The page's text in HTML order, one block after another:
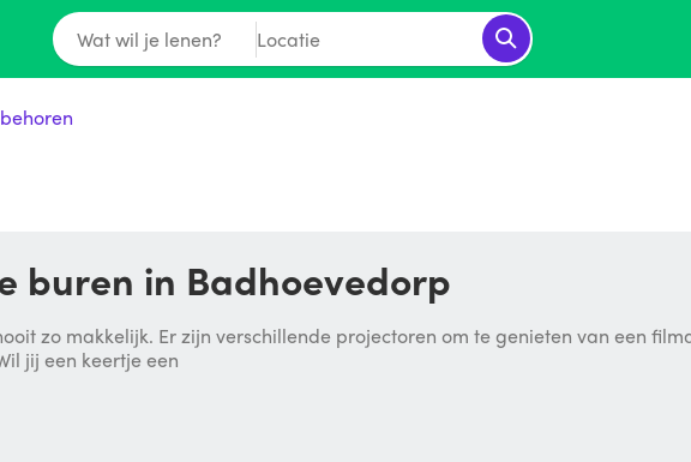
Wat wil je lenen? Locatie
buren in Badhoevedorp
zo makkelijk. Er zijn verschillende projectoren om te genieten van een
jij een keertje een